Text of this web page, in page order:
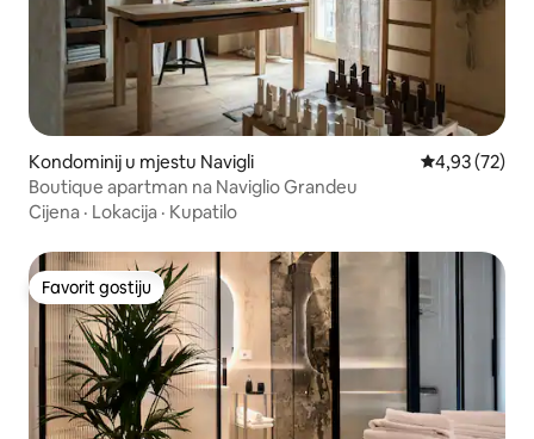
Kondominij u mjestu Navigli Prosječna
4,93 (72)
Boutique apartman na Naviglio Grandeu
Cijena · Lokacija · Kupatilo
Favorit gostiju
Favorit gostiju